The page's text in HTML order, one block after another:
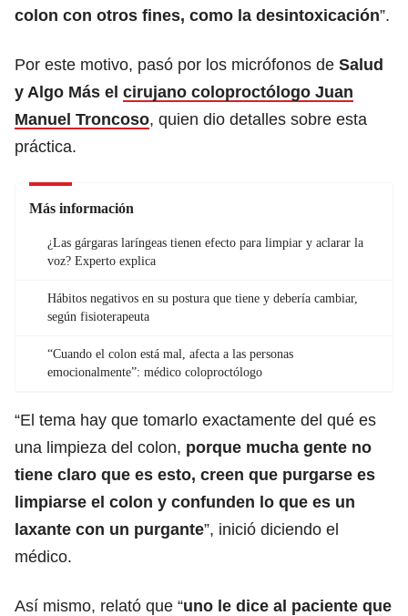
colon con otros fines, como la desintoxicación”.
Por este motivo, pasó por los micrófonos de Salud
y Algo Más el cirujano coloproctólogo Juan
Manuel Troncoso, quien dio detalles sobre esta
práctica.
Más información
¿Las gárgaras laríngeas tienen efecto para limpiar y aclarar la
voz? Experto explica
Hábitos negativos en su postura que tiene y debería cambiar,
según fisioterapeuta
“Cuando el colon está mal, afecta a las personas
emocionalmente”: médico coloproctólogo
“El tema hay que tomarlo exactamente del qué es
una limpieza del colon, porque mucha gente no
tiene claro que es esto, creen que purgarse es
limpiarse el colon y confunden lo que es un
laxante con un purgante”, inició diciendo el
médico.
Así mismo, relató que “uno le dice al paciente que